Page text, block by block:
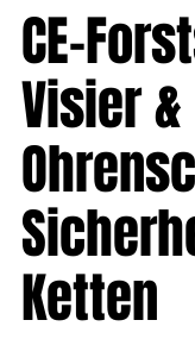
CE-
Visier &
Ketten